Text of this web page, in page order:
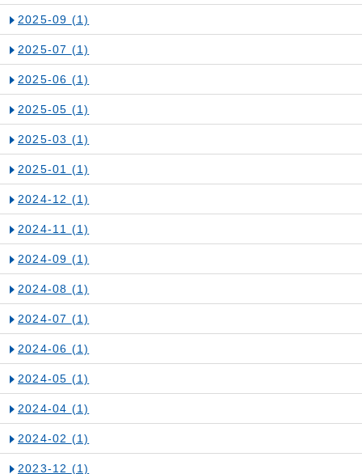
2025-09 (1)
2025-07 (1)
2025-06 (1)
2025-05 (1)
2025-03 (1)
2025-01 (1)
2024-12 (1)
2024-11 (1)
2024-09 (1)
2024-08 (1)
2024-07 (1)
2024-06 (1)
2024-05 (1)
2024-04 (1)
2024-02 (1)
2023-12 (1)